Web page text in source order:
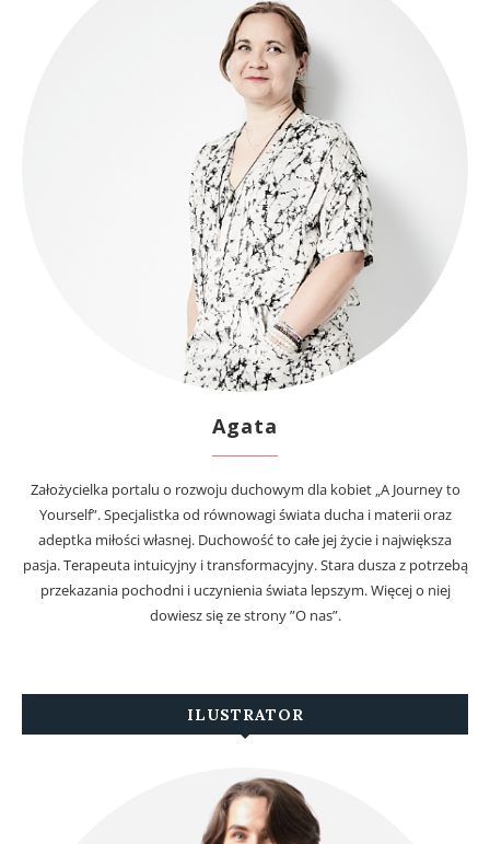
Agata
Założycielka portalu o rozwoju duchowym dla kobiet „A Journey to
Yourself”. Specjalistka od równowagi świata ducha i materii oraz
adeptka miłości własnej. Duchowość to całe jej życie i największa
pasja. Terapeuta intuicyjny i transformacyjny. Stara dusza z potrzebą
przekazania pochodni i uczynienia świata lepszym. Więcej o niej
dowiesz się ze strony ”O nas”.
ILUSTRATOR